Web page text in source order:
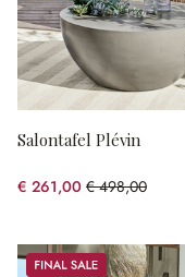
Salontafel Plévin
€ 261,00 € 498,00
(47.59% gespart)
Sale